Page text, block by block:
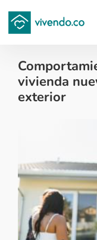
vivienda
exterior
Colombianos en